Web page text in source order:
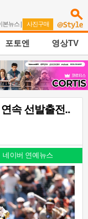
본뉴스 | 사진구매
포토엔 영상TV
속 선발출전..
네이버 연예뉴스